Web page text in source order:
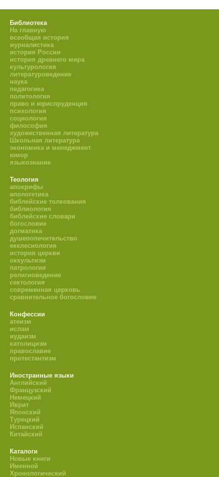
Библиотека
На главную
всеобщая история
журналистика
история России
история древнего мира
культурология
литературоведение
наука
педагогика
политология
право и юриспруденция
психология
социология
философия
художественная литература
Школьная литература
экономика и менеджмент
юмор
языкознание
Теология
апокрифы
апологетика
библейские толкования
библиология
библейские словари
богословие
догматика
душепопечительство
екклесиология
история церкви
оккультизм
патрология
религиоведение
сектология
современная церковь
сравнительное богословие
Конфессии
атеизм
ислам
иудаизм
католицизм
православие
протестантизм
Иностранные языки
Английский
Французский
Немецкий
Иврит
Японский
Турецкий
Испанский
Китайский
Каталоги
Новые книги
Именной
Хронологический